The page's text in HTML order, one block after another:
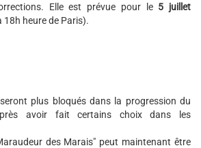
Elle est prévue pour le 5 juillet
18h heure de Paris).
plus bloqués dans la progression du
avoir fait certains choix dans les
des Marais" peut maintenant être